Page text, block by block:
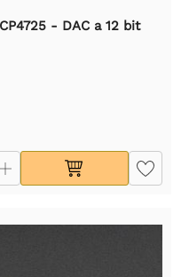
- DAC a 12 bit